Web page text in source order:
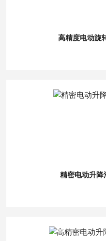
高精度电动旋
精密电动升降